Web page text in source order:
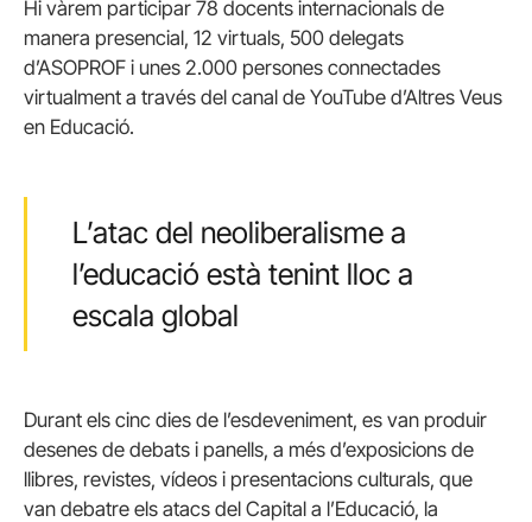
Hi vàrem participar 78 docents internacionals de
manera presencial, 12 virtuals, 500 delegats
d’ASOPROF i unes 2.000 persones connectades
virtualment a través del canal de YouTube d’Altres Veus
en Educació.
L’atac del neoliberalisme a
l’educació està tenint lloc a
escala global
Durant els cinc dies de l’esdeveniment, es van produir
desenes de debats i panells, a més d’exposicions de
llibres, revistes, vídeos i presentacions culturals, que
van debatre els atacs del Capital a l’Educació, la